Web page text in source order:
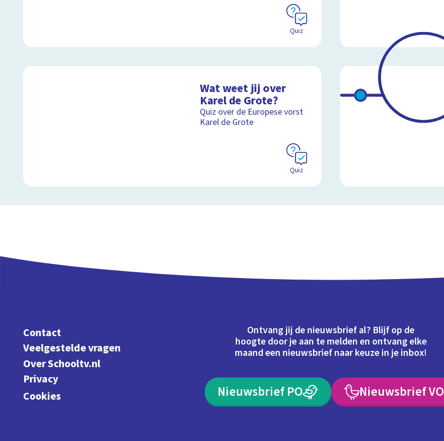
Quiz
Wat weet jij over
Karel de Grote?
Quiz over de Europese vorst
Karel de Grote
Quiz
Contact
Veelgestelde vragen
Over Schooltv.nl
Privacy
Cookies
Ontvang jij de nieuwsbrief al? Blijf op de
hoogte door je aan te melden en ontvang elke
maand een nieuwsbrief naar keuze in je inbox!
Nieuwsbrief PO Nieuwsbrief VO